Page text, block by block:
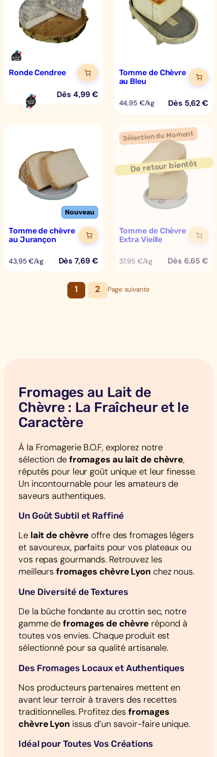
Ronde Cendree
Dès4,99€
Tomme de Chèvre
au Bleu
44,95 €/kg Dès 5,62€
Tomme de chèvre
au Jurançon
43,95 €/kg Dès7,69€
Tomme de Chèvre
Extra Vieille
37,95 €/kg Dès 6,65€
1 2 Page suivante
Fromages au Lait de
Chèvre : La Fraîcheur et le
Caractère
À la Fromagerie B.O.F, explorez notre
sélection de fromages au lait de chèvre,
réputés pour leur goût unique et leur finesse.
Un incontournable pour les amateurs de
saveurs authentiques.
Un Goût Subtil et Raffiné
Le lait de chèvre offre des fromages légers
et savoureux, parfaits pour vos plateaux ou
vos repas gourmands. Retrouvez les
meilleursfromages chèvre Lyon chez nous.
Une Diversité de Textures
De la bûche fondante au crottin sec, notre
gamme defromages de chèvre répond à
toutes vos envies. Chaque produit est
sélectionné pour sa qualité artisanale.
Des Fromages Locaux et Authentiques
Nos producteurs partenaires mettent en
avant leur terroir à travers des recettes
traditionnelles. Profitez des fromages
chèvre Lyonissus d’un savoir-faire unique.
Idéal pour Toutes Vos Créations